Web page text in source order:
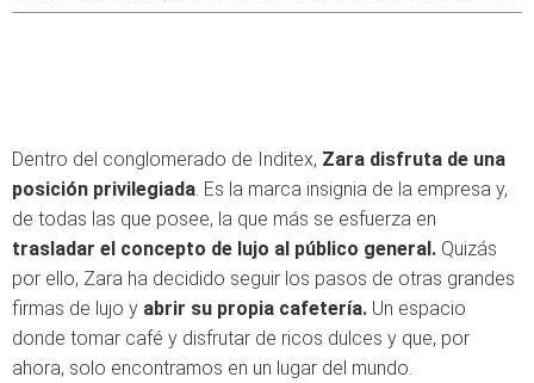
Dentro del conglomerado de Inditex, Zara disfruta de una
posición privilegiada. Es la marca insignia de la empresa y,
de todas las que posee, la que más se esfuerza en
trasladar el concepto de lujo al público general. Quizás
por ello, Zara ha decidido seguir los pasos de otras grandes
firmas de lujo y abrir su propia cafetería. Un espacio
donde tomar café y disfrutar de ricos dulces y que, por
ahora, solo encontramos en un lugar del mundo.